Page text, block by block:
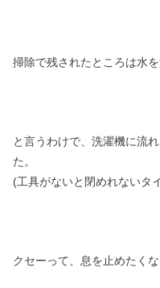
掃除で残されたところは水
と言うわけで、洗濯機に流
た。
(工具がないと閉めれないタ
クセーって、息を止めたく